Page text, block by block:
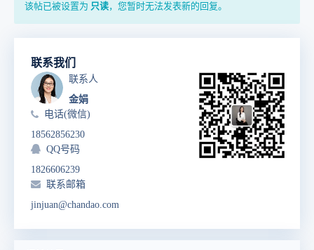
该帖已被设置为 只读，您暂时无法发表新的回复。
联系我们
联系人
金娟
电话(微信)
18562856230
QQ号码
1826606239
联系邮箱
jinjuan@chandao.com